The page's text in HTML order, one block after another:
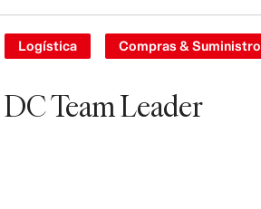
DC Team Leader
Logística Compras & Suministro